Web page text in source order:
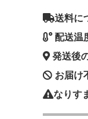
送料に
配送温
発送後
お届け
なりす